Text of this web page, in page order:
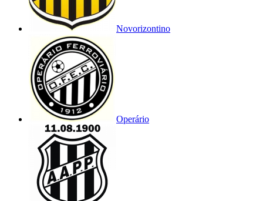
Novorizontino
Operário